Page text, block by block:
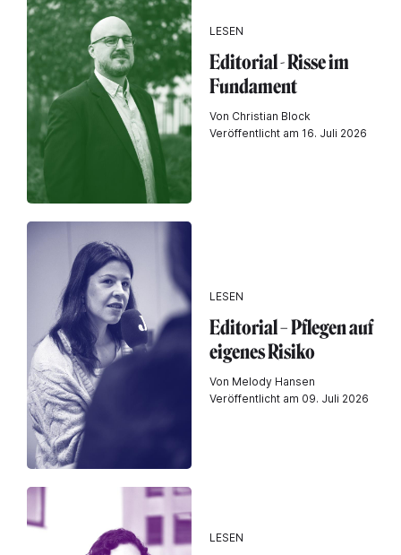
LESEN
Editorial - Risse im
Fundament
Von Christian Block
Veröffentlicht am 16. Juli 2026
LESEN
Editorial – Pflegen auf
eigenes Risiko
Von Melody Hansen
Veröffentlicht am 09. Juli 2026
LESEN